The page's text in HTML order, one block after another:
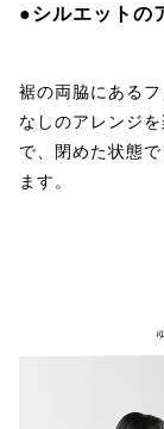
●シルエットの
裾の両脇にある
なしのアレンジ
で、閉めた状態
ます。